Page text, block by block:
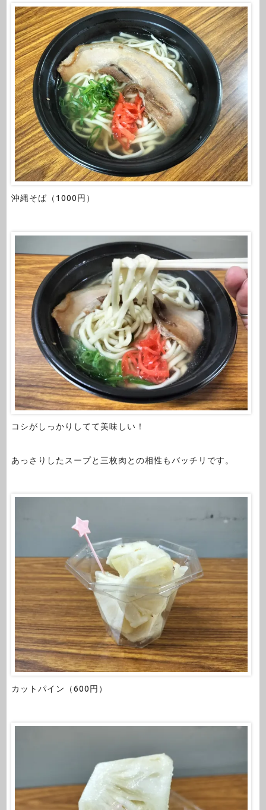
沖縄そば（1000円）
コシがしっかりしてて美味しい！
あっさりしたスープと三枚肉との相性もバッチリです。
カットパイン（600円）